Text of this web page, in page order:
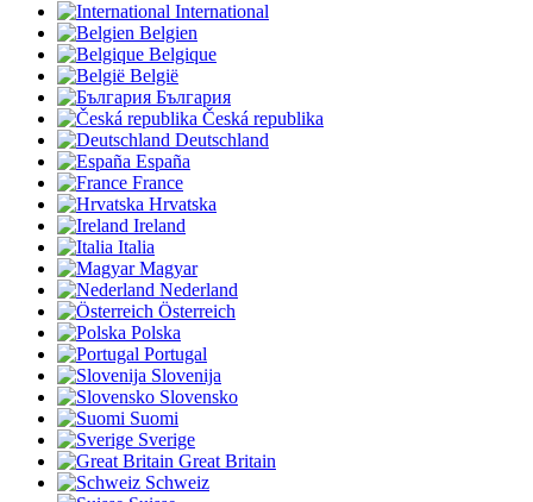
International
Belgien
Belgique
België
България
Česká republika
Deutschland
España
France
Hrvatska
Ireland
Italia
Magyar
Nederland
Österreich
Polska
Portugal
Slovenija
Slovensko
Suomi
Sverige
Great Britain
Schweiz